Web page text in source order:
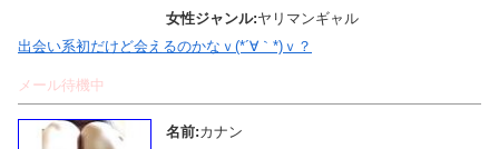
女性ジャンル:ヤリマンギャル
出会い系初だけど会えるのかなｖ(*´∀｀*)ｖ？
メール待機中
名前:カナン